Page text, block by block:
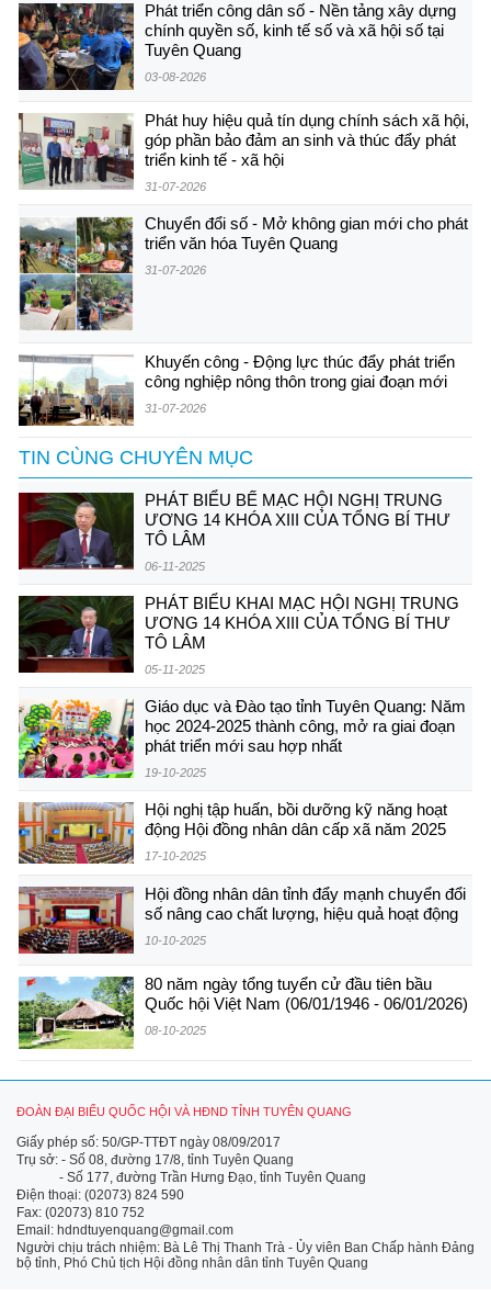
Phát triển công dân số - Nền tảng xây dựng
chính quyền số, kinh tế số và xã hội số tại
Tuyên Quang
03-08-2026
Phát huy hiệu quả tín dụng chính sách xã hội,
góp phần bảo đảm an sinh và thúc đẩy phát
triển kinh tế - xã hội
31-07-2026
Chuyển đổi số - Mở không gian mới cho phát
triển văn hóa Tuyên Quang
31-07-2026
Khuyến công - Động lực thúc đẩy phát triển
công nghiệp nông thôn trong giai đoạn mới
31-07-2026
TIN CÙNG CHUYÊN MỤC
PHÁT BIỂU BẾ MẠC HỘI NGHỊ TRUNG
ƯƠNG 14 KHÓA XIII CỦA TỔNG BÍ THƯ
TÔ LÂM
06-11-2025
PHÁT BIỂU KHAI MẠC HỘI NGHỊ TRUNG
ƯƠNG 14 KHÓA XIII CỦA TỔNG BÍ THƯ
TÔ LÂM
05-11-2025
Giáo dục và Đào tạo tỉnh Tuyên Quang: Năm
học 2024-2025 thành công, mở ra giai đoạn
phát triển mới sau hợp nhất
19-10-2025
Hội nghị tập huấn, bồi dưỡng kỹ năng hoạt
động Hội đồng nhân dân cấp xã năm 2025
17-10-2025
Hội đồng nhân dân tỉnh đẩy mạnh chuyển đổi
số nâng cao chất lượng, hiệu quả hoạt động
10-10-2025
80 năm ngày tổng tuyển cử đầu tiên bầu
Quốc hội Việt Nam (06/01/1946 - 06/01/2026)
08-10-2025
ĐOÀN ĐẠI BIỂU QUỐC HỘI VÀ HĐND TỈNH TUYÊN QUANG
Giấy phép số: 50/GP-TTĐT ngày 08/09/2017
Trụ sở: - Số 08, đường 17/8, tỉnh Tuyên Quang
- Số 177, đường Trần Hưng Đạo, tỉnh Tuyên Quang
Điện thoại: (02073) 824 590
Fax: (02073) 810 752
Email: hdndtuyenquang@gmail.com
Người chịu trách nhiệm: Bà Lê Thị Thanh Trà - Ủy viên Ban Chấp hành Đảng
bộ tỉnh, Phó Chủ tịch Hội đồng nhân dân tỉnh Tuyên Quang